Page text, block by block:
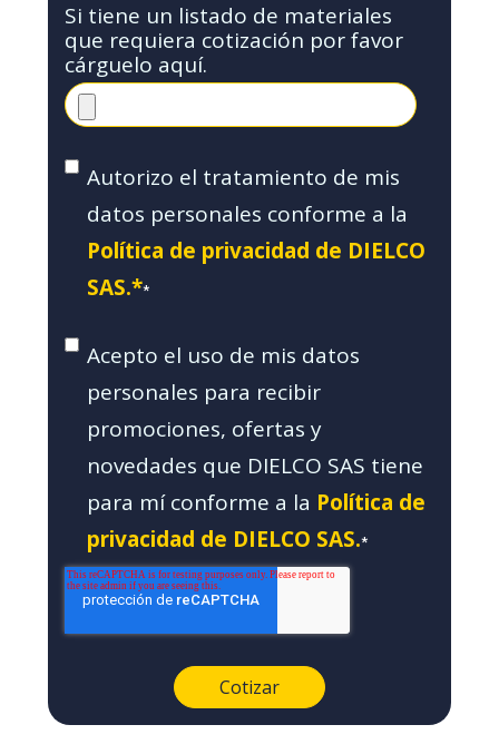
Si tiene un listado de materiales
que requiera cotización por favor
cárguelo aquí.
Autorizo el tratamiento de mis
datos personales conforme a la
Política de privacidad de DIELCO
SAS.**
Acepto el uso de mis datos
personales para recibir
promociones, ofertas y
novedades que DIELCO SAS tiene
para mí conforme a la Política de
privacidad de DIELCO SAS.*